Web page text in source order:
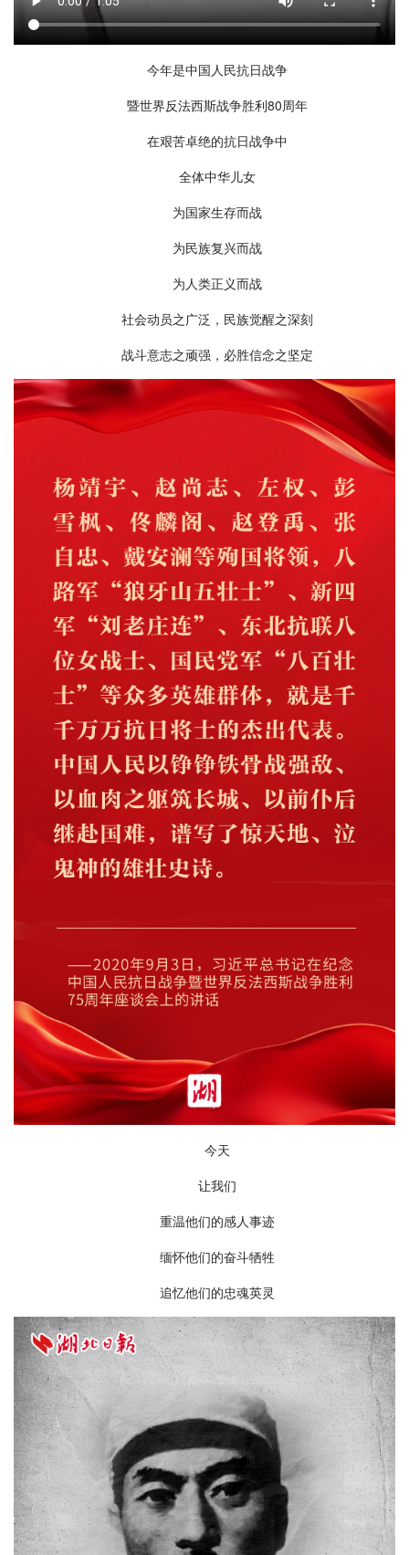
今年是中国人民抗日战争
暨世界反法西斯战争胜利80周年
在艰苦卓绝的抗日战争中
全体中华儿女
为国家生存而战
为民族复兴而战
为人类正义而战
社会动员之广泛，民族觉醒之深刻
战斗意志之顽强，必胜信念之坚定
今天
让我们
重温他们的感人事迹
缅怀他们的奋斗牺牲
追忆他们的忠魂英灵